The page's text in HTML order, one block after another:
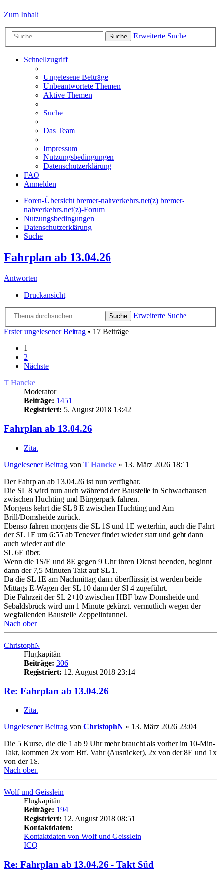
Zum Inhalt
Suche Erweiterte Suche
Schnellzugriff
Ungelesene Beiträge
Unbeantwortete Themen
Aktive Themen
Suche
Das Team
Impressum
Nutzungsbedingungen
Datenschutzerklärung
FAQ
Anmelden
Foren-Übersicht bremer-nahverkehrs.net(z) bremer-
nahverkehrs.net(z)-Forum
Nutzungsbedingungen
Datenschutzerklärung
Suche
Fahrplan ab 13.04.26
Antworten
Druckansicht
Suche
Erweiterte Suche
Erster ungelesener Beitrag • 17 Beiträge
1
2
Nächste
T Hancke
Moderator
Beiträge: 1451
Registriert: 5. August 2018 13:42
Fahrplan ab 13.04.26
Zitat
Ungelesener Beitrag von T Hancke » 13. März 2026 18:11
Der Fahrplan ab 13.04.26 ist nun verfügbar.
Die SL 8 wird nun auch während der Baustelle in Schwachausen
zwischen Huchting und Bürgerpark fahren.
Morgens kehrt die SL 8 E zwischen Huchting und Am
Brill/Domsheide zurück.
Ebenso fahren morgens die SL 1S und 1E weiterhin, auch die Fahrt
der SL 1E um 6:55 ab Tenever findet wieder statt und geht dann
auch wieder auf die
SL 6E über.
Wenn die 1S/E und 8E gegen 9 Uhr ihren Dienst beenden, beginnt
dann der 7,5 Minuten Takt auf SL 1.
Da die SL 1E am Nachmittag dann überflüssig ist werden beide
Mittags E-Wagen der SL 10 dann der Sl 4 zugeführt.
Die Fahrzeit der SL 2+10 zwischen HBF bzw Domsheide und
Sebaldsbrück wird um 1 Minute gekürzt, vermutlich wegen der
wegfallenden Baustelle Zeppelintunnel.
Nach oben
ChristophN
Flugkapitän
Beiträge: 306
Registriert: 12. August 2018 23:14
Re: Fahrplan ab 13.04.26
Zitat
Ungelesener Beitrag von ChristophN » 13. März 2026 23:04
Die 5 Kurse, die die 1 ab 9 Uhr mehr braucht als vorher im 10-Min-
Takt, kommen 2x vom Btf. Vahr (Ausrücker), 2x von der 8E und 1x
von der 1S.
Nach oben
Wolf und Geisslein
Flugkapitän
Beiträge: 194
Registriert: 12. August 2018 08:51
Kontaktdaten:
Kontaktdaten von Wolf und Geisslein
ICQ
Re: Fahrplan ab 13.04.26 - Takt Süd